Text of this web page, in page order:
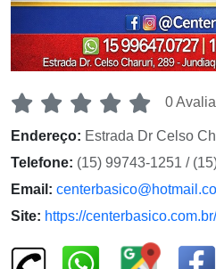
0
Endereço: Estrada Dr Celso
Telefone: (15) 99743-1251 /
Email:
Site: https://centerbasico.com.br/